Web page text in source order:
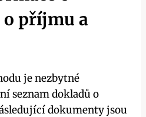
příjmu a
je nezbytné
seznam dokladů o
dokumenty jsou